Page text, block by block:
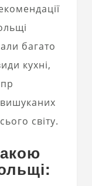
багато
кухні,
світу.